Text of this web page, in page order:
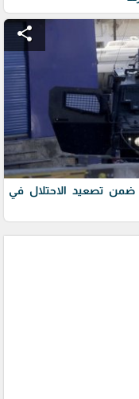
share
ضمن تصعيد الاحتلال في